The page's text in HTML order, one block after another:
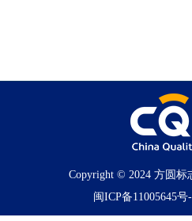
Copyright © 2024 方圆标
闽ICP备11005645号